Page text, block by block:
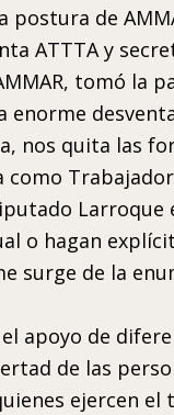
postura de
ATTTA y
tomó la
enorme
nos quita las
o hagan
surge de la
el apoyo de
de las
ejercen